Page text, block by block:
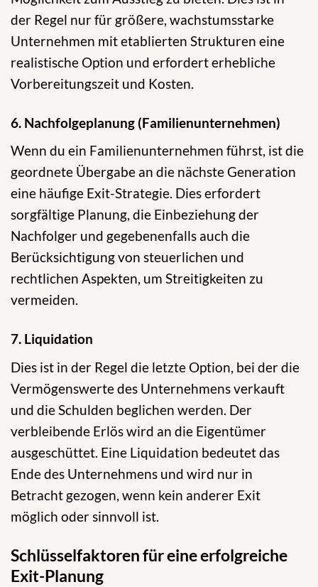
der Regel nur für größere, wachstumsstarke
Unternehmen mit etablierten Strukturen eine
realistische Option und erfordert erhebliche
Vorbereitungszeit und Kosten.
6. Nachfolgeplanung (Familienunternehmen)
Wenn du ein Familienunternehmen führst, ist die
geordnete Übergabe an die nächste Generation
eine häufige Exit-Strategie. Dies erfordert
sorgfältige Planung, die Einbeziehung der
Nachfolger und gegebenenfalls auch die
Berücksichtigung von steuerlichen und
rechtlichen Aspekten, um Streitigkeiten zu
vermeiden.
7. Liquidation
Dies ist in der Regel die letzte Option, bei der die
Vermögenswerte des Unternehmens verkauft
und die Schulden beglichen werden. Der
verbleibende Erlös wird an die Eigentümer
ausgeschüttet. Eine Liquidation bedeutet das
Ende des Unternehmens und wird nur in
Betracht gezogen, wenn kein anderer Exit
möglich oder sinnvoll ist.
Schlüsselfaktoren für eine erfolgreiche
Exit-Planung